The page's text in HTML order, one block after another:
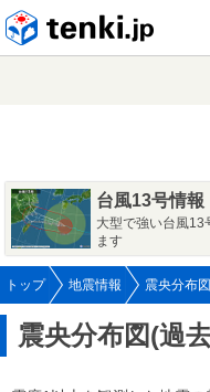
台風13号情報
大型で強い台風13
ます
トップ 地震情報 震央分布図
震央分布図(過